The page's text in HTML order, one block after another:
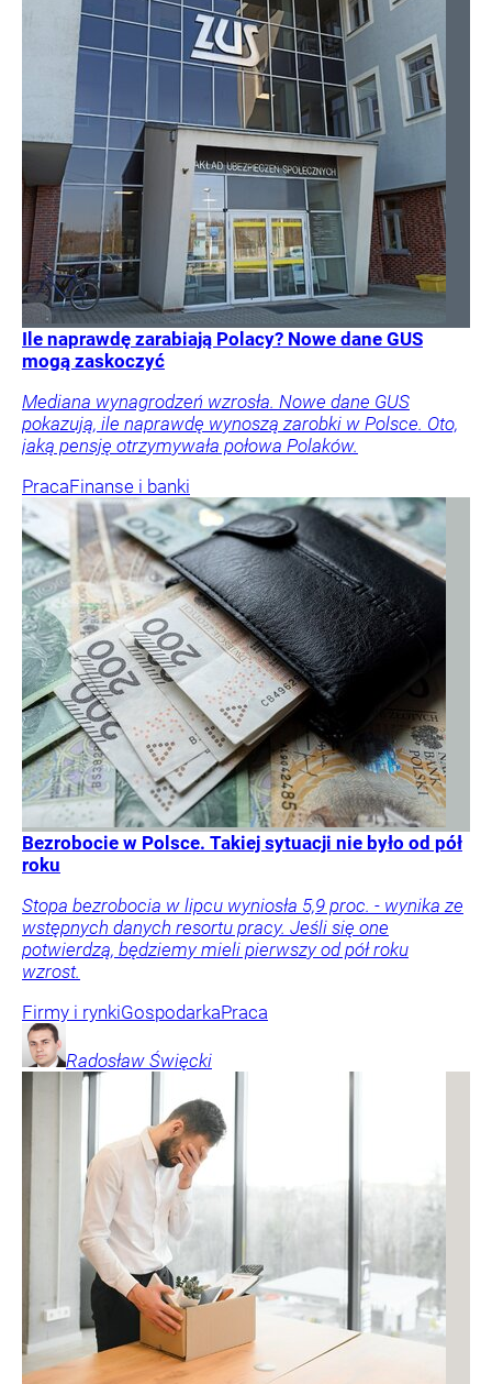
Ile naprawdę zarabiają Polacy? Nowe dane GUS
mogą zaskoczyć
Mediana wynagrodzeń wzrosła. Nowe dane GUS
pokazują, ile naprawdę wynoszą zarobki w Polsce. Oto,
jaką pensję otrzymywała połowa Polaków.
PracaFinanse i banki
Bezrobocie w Polsce. Takiej sytuacji nie było od pół
roku
Stopa bezrobocia w lipcu wyniosła 5,9 proc. - wynika ze
wstępnych danych resortu pracy. Jeśli się one
potwierdzą, będziemy mieli pierwszy od pół roku
wzrost.
Firmy i rynkiGospodarkaPraca
Radosław Święcki